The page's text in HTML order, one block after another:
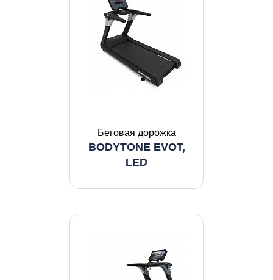
Беговая дорожка
BODYTONE EVOT,
LED